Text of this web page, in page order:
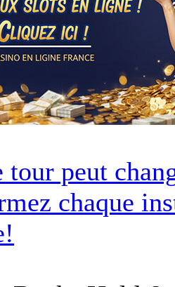
tour peut
chaque